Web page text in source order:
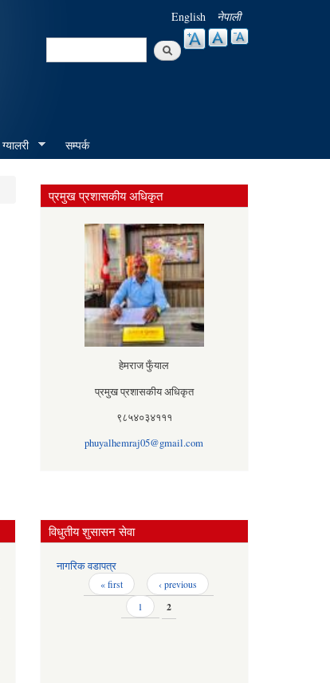
English नेपाली
Search
ग्यालरी सम्पर्क
प्रमुख प्रशासकीय अधिकृत
हेमराज फुँयाल
प्रमुख प्रशासकीय अधिकृत
९८५४०३४१११
phuyalhemraj05@gmail.com
विधुतीय शुसासन सेवा
नागरिक वडापत्र
Pages « first
‹ previous
1
2